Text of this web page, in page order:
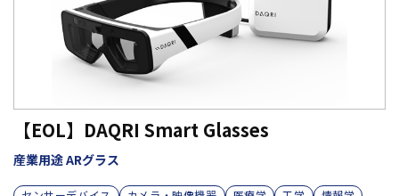
【EOL】DAQRI Smart Glasses
産業用途 ARグラス